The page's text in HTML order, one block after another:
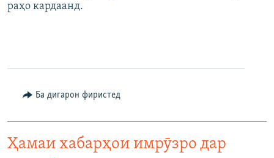
раҳо кардаанд.
Ба дигарон фиристед
Ҳамаи хабарҳои имрӯзро дар